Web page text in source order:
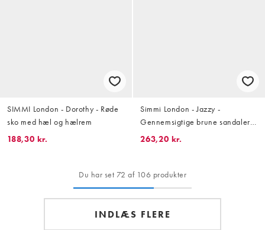
SIMMI London - Dorothy - Røde
sko med hæl og hælrem
188,30 kr.
Simmi London - Jazzy -
Gennemsigtige brune sandaler
med høj hæl
263,20 kr.
Du har set 72 af 106 produkter
INDLÆS FLERE